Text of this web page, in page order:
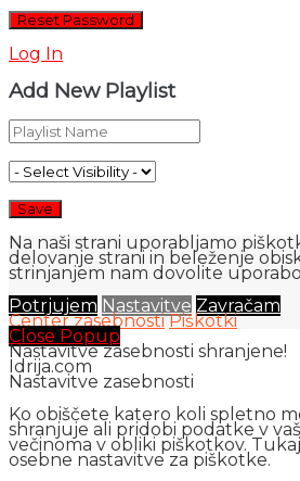
Log In
Add New Playlist
Na naši strani uporabljamo
delovanje strani in beleženje
strinjanjem nam dovolite
Potrjujem Nastavitve Zavračam
Center zasebnosti Piškotki
Close Popup
Nastavitve zasebnosti shranjene!
Idrija.com
Nastavitve zasebnosti
Ko obiščete katero koli spletno
shranjuje ali pridobi podatke v
večinoma v obliki piškotkov.
osebne nastavitve za piškotke.